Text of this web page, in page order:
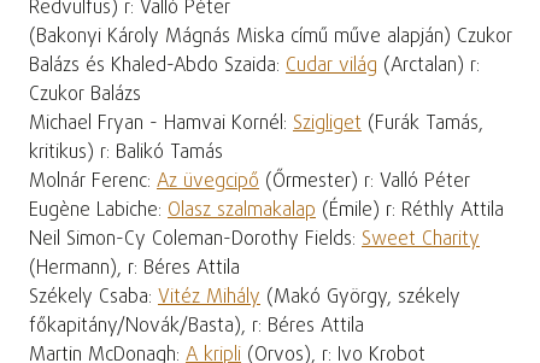
Redvulfus) r: Valló Péter
(Bakonyi Károly Mágnás Miska című műve alapján) Czukor
Balázs és Khaled-Abdo Szaida: Cudar világ (Arctalan) r:
Czukor Balázs
Michael Fryan - Hamvai Kornél: Szigliget (Furák Tamás,
kritikus) r: Balikó Tamás
Molnár Ferenc: Az üvegcipő (Őrmester) r: Valló Péter
Eugène Labiche: Olasz szalmakalap (Émile) r: Réthly Attila
Neil Simon-Cy Coleman-Dorothy Fields: Sweet Charity
(Hermann), r: Béres Attila
Székely Csaba: Vitéz Mihály (Makó György, székely
főkapitány/Novák/Basta), r: Béres Attila
Martin McDonagh: A kripli (Orvos), r: Ivo Krobot